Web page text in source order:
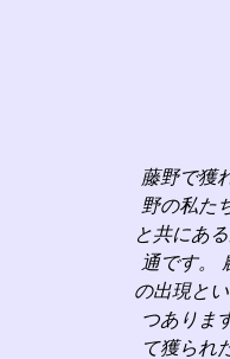
藤野で獲
野の私た
と共にあ
通です。
の出現と
つありま
て獲られ